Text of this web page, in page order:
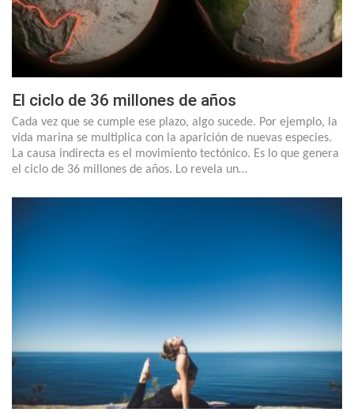
El ciclo de 36 millones de años
Cada vez que se cumple ese plazo, algo sucede. Por ejemplo, la
vida marina se multiplica con la aparición de nuevas especies.
La causa indirecta es el movimiento tectónico. Es lo que genera
el ciclo de 36 millones de años. Lo revela un…